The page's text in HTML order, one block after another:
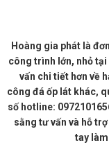
Hoàng gia phát là
công trình lớn, nhỏ
vấn chi tiết hơn về
công đá ốp lát khác,
số hotline:
sằng tư vấn và hỗ
tay